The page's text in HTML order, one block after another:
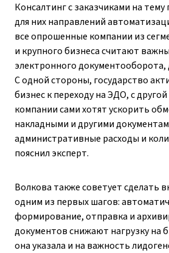
Консалтинг с заказчиками на
для них направлений
все опрошенные компании из
и крупного бизнеса считают
электронного
С одной стороны, государство
бизнес к переходу на ЭДО, с
компании сами хотят ускорить
накладными и другими
административные расходы и
пояснил эксперт.
Волкова также советует сделать
одним из первых шагов:
формирование, отправка и
документов снижают нагрузку на
она указала и на важность